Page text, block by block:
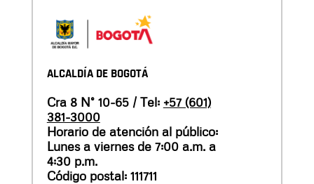
ALCALDÍA DE BOGOTÁ
Cra 8 N° 10-65 / Tel: +57 (601)
381-3000
Horario de atención al público:
Lunes a viernes de 7:00 a.m. a
4:30 p.m.
Código postal: 111711